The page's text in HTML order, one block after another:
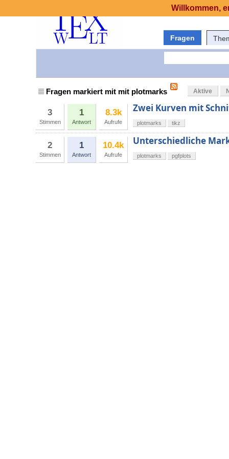
Fragen
Fragen markiert mit mit plotmarks Aktive
3
Stimmen
1
Antwort
8.3k
Aufrufe
Zwei Kurven mit
plotmarks tikz
2
Stimmen
1
Antwort
10.4k
Aufrufe
Unterschiedliche
plotmarks pgfplots
Willkommen,